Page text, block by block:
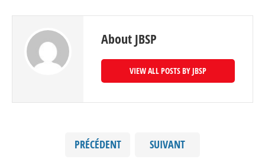
About JBSP
VIEW ALL POSTS BY JBSP
PRÉCÉDENT SUIVANT